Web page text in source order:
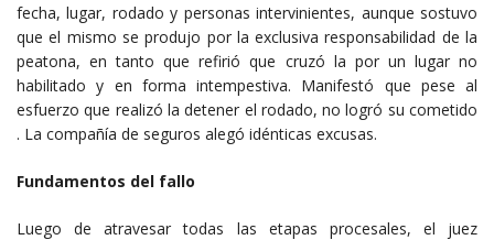
fecha, lugar, rodado y personas intervinientes, aunque sostuvo
que el mismo se produjo por la exclusiva responsabilidad de la
peatona, en tanto que refirió que cruzó la por un lugar no
habilitado y en forma intempestiva. Manifestó que pese al
esfuerzo que realizó la detener el rodado, no logró su cometido
. La compañía de seguros alegó idénticas excusas.
Fundamentos del fallo
Luego de atravesar todas las etapas procesales, el juez